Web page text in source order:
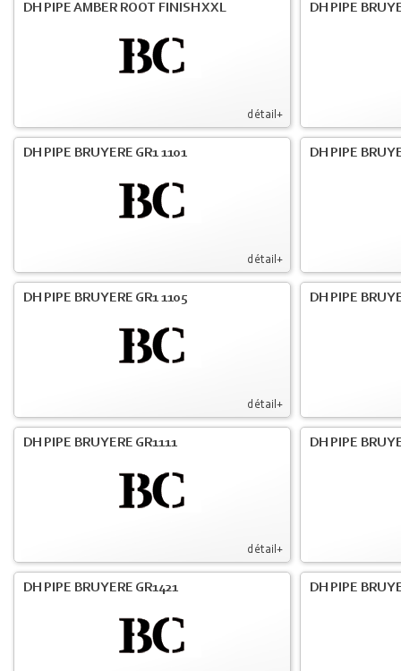
détail+
DH PIPE AMBER ROOT FINISH XXL DH PIPE
détail+
DH PIPE BRUYERE GR1 1101 DH PIPE
détail+
DH PIPE BRUYERE GR1 1105 DH PIPE
détail+
DH PIPE BRUYERE GR1111 DH PIPE
DH PIPE BRUYERE GR1421 DH PIPE